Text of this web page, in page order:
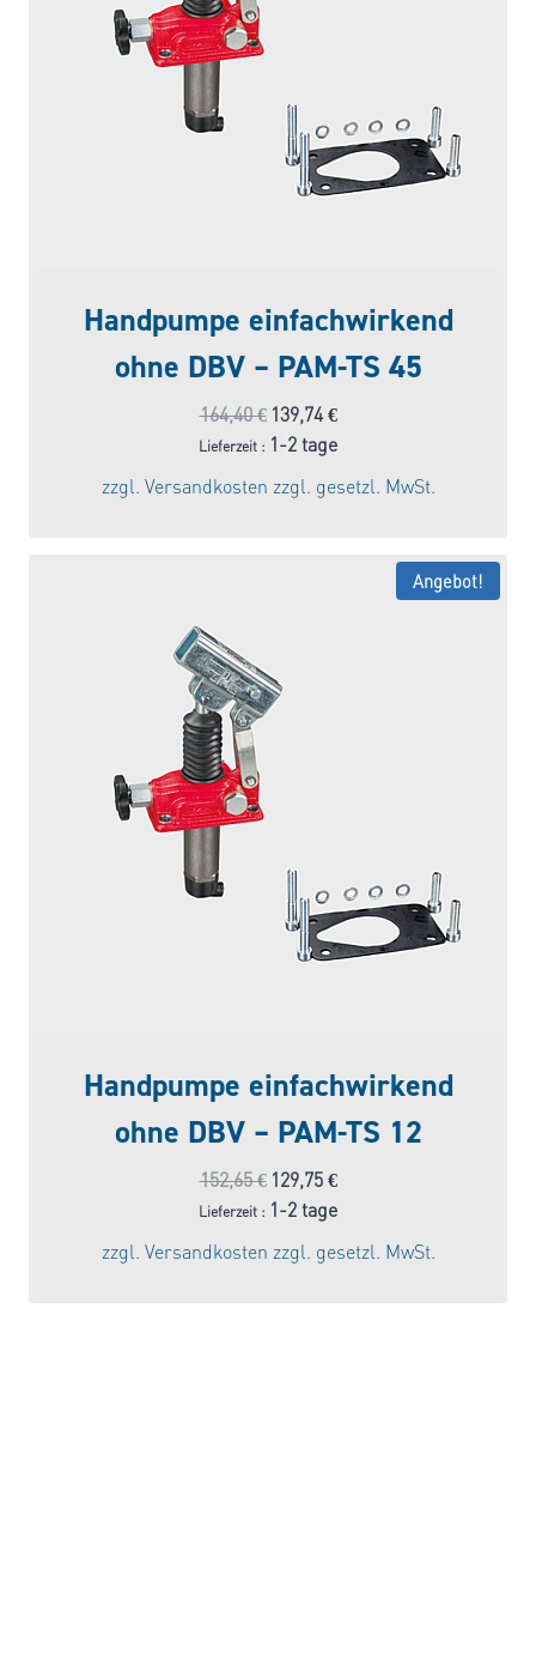
Handpumpe einfachwirkend
ohne DBV – PAM-TS 45
164,40€ Ursprünglicher
Preis
war:
164,40 €
139,74€Aktueller
Preis
Lieferzeit : 1-2 tage
zzgl. Versandkosten zzgl. gesetzl. MwSt.
Angebot!
Handpumpe einfachwirkend
ohne DBV – PAM-TS 12
152,65€ Ursprünglicher
Preis
war:
152,65 €
129,75 €Aktueller
Preis
Lieferzeit : 1-2 tage
zzgl. Versandkosten zzgl. gesetzl. MwSt.